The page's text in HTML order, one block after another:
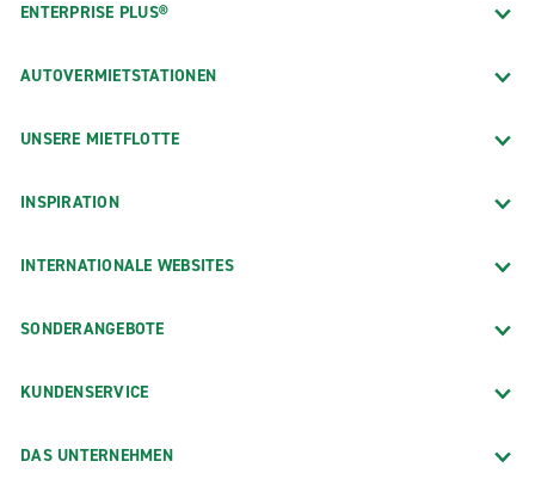
ENTERPRISE PLUS®
AUTOVERMIETSTATIONEN
UNSERE MIETFLOTTE
INSPIRATION
INTERNATIONALE WEBSITES
SONDERANGEBOTE
KUNDENSERVICE
DAS UNTERNEHMEN